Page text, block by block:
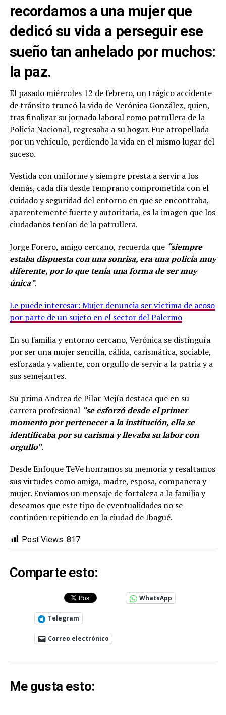
recordamos a una mujer que
dedicó su vida a perseguir ese
sueño tan anhelado por muchos:
la paz.
El pasado miércoles 12 de febrero, un trágico accidente
de tránsito truncó la vida de Verónica González, quien,
tras finalizar su jornada laboral como patrullera de la
Policía Nacional, regresaba a su hogar. Fue atropellada
por un vehículo, perdiendo la vida en el mismo lugar del
suceso.
Vestida con uniforme y siempre presta a servir a los
demás, cada día desde temprano comprometida con el
cuidado y seguridad del entorno en que se encontraba,
aparentemente fuerte y autoritaria, es la imagen que los
ciudadanos tenían de la patrullera.
Jorge Forero, amigo cercano, recuerda que “siempre
estaba dispuesta con una sonrisa, era una policía muy
diferente, por lo que tenía una forma de ser muy
única”.
Le puede interesar: Mujer denuncia ser víctima de acoso
por parte de un sujeto en el sector del Palermo
En su familia y entorno cercano, Verónica se distinguía
por ser una mujer sencilla, cálida, carismática, sociable,
esforzada y valiente, con orgullo de servir a la patria y a
sus semejantes.
Su prima Andrea de Pilar Mejía destaca que en su
carrera profesional “se esforzó desde el primer
momento por pertenecer a la institución, ella se
identificaba por su carisma y llevaba su labor con
orgullo”.
Desde Enfoque TeVe honramos su memoria y resaltamos
sus virtudes como amiga, madre, esposa, compañera y
mujer. Enviamos un mensaje de fortaleza a la familia y
deseamos que este tipo de eventualidades no se
continúen repitiendo en la ciudad de Ibagué.
Post Views: 817
Comparte esto:
WhatsApp
Telegram
Correo electrónico
Me gusta esto: